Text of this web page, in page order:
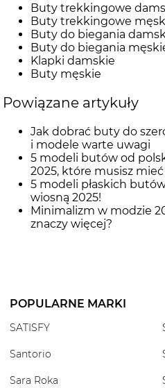
Buty trekkingowe
Buty trekkingowe
Buty do biegania
Buty do biegania
Klapki damskie
Buty męskie
Powiązane artykuły
Jak dobrać buty do
i modele warte uwagi
5 modeli butów od
2025, które musisz mieć
5 modeli płaskich
wiosną 2025!
Minimalizm w modzie
znaczy więcej?
POPULARNE MARKI
SATISFY
Santorio
Sara Roka